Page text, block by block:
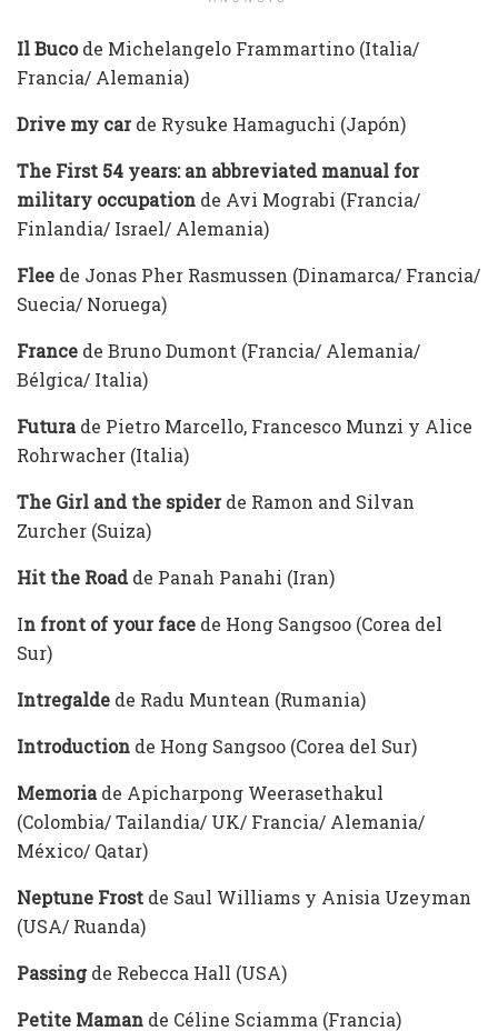
Il Bucode Michelangelo Frammartino (Italia/
Francia/ Alemania)
Drive my carde Rysuke Hamaguchi (Japón)
The First 54 years: an abbreviated manual for
military occupation de Avi Mograbi (Francia/
Finlandia/ Israel/ Alemania)
Flee de Jonas Pher Rasmussen (Dinamarca/ Francia/
Suecia/ Noruega)
France de Bruno Dumont (Francia/ Alemania/
Bélgica/ Italia)
Futurade Pietro Marcello, Francesco Munzi y Alice
Rohrwacher (Italia)
The Girl and the spiderde Ramon and Silvan
Zurcher (Suiza)
Hit the Roadde Panah Panahi (Iran)
In front of your face de Hong Sangsoo (Corea del
Sur)
Intregalde de Radu Muntean (Rumania)
Introduction de Hong Sangsoo (Corea del Sur)
Memoriade Apicharpong Weerasethakul
(Colombia/ Tailandia/ UK/ Francia/ Alemania/
México/ Qatar)
Neptune Frost de Saul Williams y Anisia Uzeyman
(USA/ Ruanda)
Passingde Rebecca Hall (USA)
Petite Maman de Céline Sciamma (Francia)